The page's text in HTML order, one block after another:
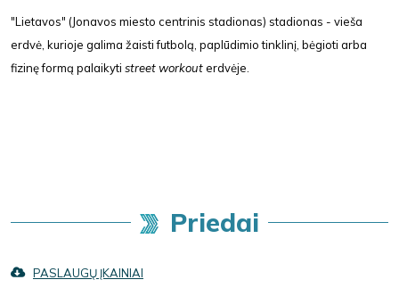
"Lietavos" (Jonavos miesto centrinis stadionas) stadionas - vieša
erdvė, kurioje galima žaisti futbolą, paplūdimio tinklinį, bėgioti arba
fizinę formą palaikyti street workouterdvėje.
Priedai
PASLAUGŲ ĮKAINIAI